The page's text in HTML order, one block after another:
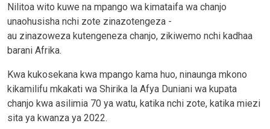
Nilitoa wito kuwe na mpango wa kimataifa wa chanjo
unaohusisha nchi zote zinazotengeza -
au zinazoweza kutengeneza chanjo, zikiwemo nchi kadhaa
barani Afrika.
Kwa kukosekana kwa mpango kama huo, ninaunga mkono
kikamilifu mkakati wa Shirika la Afya Duniani wa kupata
chanjo kwa asilimia 70 ya watu, katika nchi zote, katika miezi
sita ya kwanza ya 2022.